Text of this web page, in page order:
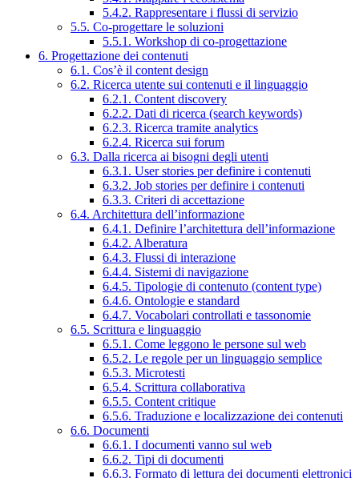
5.4.2. Rappresentare i flussi di servizio
5.5. Co-progettare le soluzioni
5.5.1. Workshop di co-progettazione
6. Progettazione dei contenuti
6.1. Cos’è il content design
6.2. Ricerca utente sui contenuti e il linguaggio
6.2.1. Content discovery
6.2.2. Dati di ricerca (search keywords)
6.2.3. Ricerca tramite analytics
6.2.4. Ricerca sui forum
6.3. Dalla ricerca ai bisogni degli utenti
6.3.1. User stories per definire i contenuti
6.3.2. Job stories per definire i contenuti
6.3.3. Criteri di accettazione
6.4. Architettura dell’informazione
6.4.1. Definire l’architettura dell’informazione
6.4.2. Alberatura
6.4.3. Flussi di interazione
6.4.4. Sistemi di navigazione
6.4.5. Tipologie di contenuto (content type)
6.4.6. Ontologie e standard
6.4.7. Vocabolari controllati e tassonomie
6.5. Scrittura e linguaggio
6.5.1. Come leggono le persone sul web
6.5.2. Le regole per un linguaggio semplice
6.5.3. Microtesti
6.5.4. Scrittura collaborativa
6.5.5. Content critique
6.5.6. Traduzione e localizzazione dei contenuti
6.6. Documenti
6.6.1. I documenti vanno sul web
6.6.2. Tipi di documenti
6.6.3. Formato di lettura dei documenti elettronici